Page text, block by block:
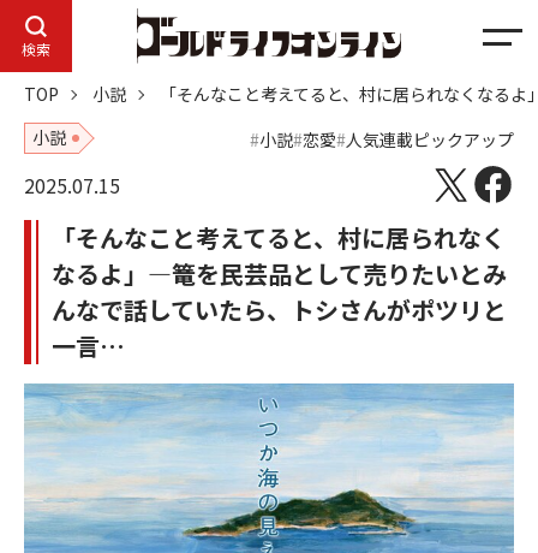
検索
メ
ニ
ュ
ー
TOP 小説
「そんなこと考えてると、村に居られなくなる
小説
小説 恋愛 人気連載ピックアップ
2025.07.15
「そんなこと考えてると、村に居られなく
なるよ」―篭を民芸品として売りたいとみ
んなで話していたら、トシさんがポツリと
一言…